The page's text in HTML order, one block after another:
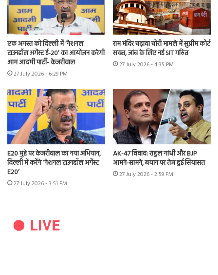
एक अगस्त को दिल्ली में ‘नेशनल
टाउनहॉल अगेंस्ट ई-20’ का आयोजन करेगी
आम आदमी पार्टी- केजरीवाल
27 July 2026 - 6:29 PM
राम मंदिर चढ़ावा चोरी मामले में सुप्रीम कोर्ट
सख्त, जांच के लिए नई SIT गठित
27 July 2026 - 4:35 PM
E20 मुद्दे पर केजरीवाल का नया अभियान,
दिल्ली में करेंगे ‘नेशनल टाउनहॉल अगेंस्ट
E20’
27 July 2026 - 3:51 PM
AK-47 विवाद: राहुल गांधी और BJP
आमने-सामने, बयान पर तेज हुई सियासत
27 July 2026 - 2:59 PM